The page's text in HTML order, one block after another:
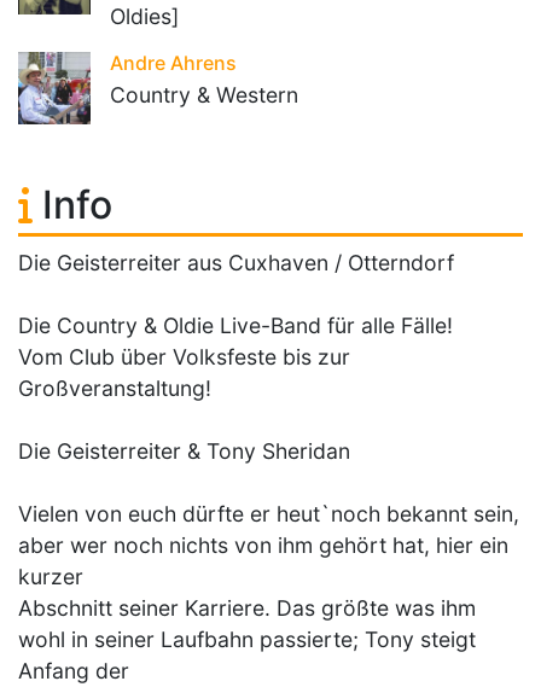
Oldies]
Andre Ahrens
Country & Western
Info
Die Geisterreiter aus Cuxhaven / Otterndorf
Die Country & Oldie Live-Band für alle Fälle!
Vom Club über Volksfeste bis zur
Großveranstaltung!
Die Geisterreiter & Tony Sheridan
Vielen von euch dürfte er heut`noch bekannt sein,
aber wer noch nichts von ihm gehört hat, hier ein
kurzer
Abschnitt seiner Karriere. Das größte was ihm
wohl in seiner Laufbahn passierte; Tony steigt
Anfang der